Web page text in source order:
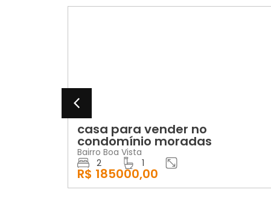
casa para vender no
condomínio moradas
Bairro Boa Vista
R$ 185000,00